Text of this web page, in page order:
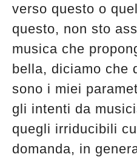
verso questo o
questo, non sto
musica che
bella, diciamo che
sono i miei
gli intenti da
quegli irriducibili
domanda, in